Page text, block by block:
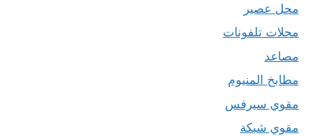
محل عصير
محلات تلفونات
مصاعد
مطابخ المنيوم
مقوي سيرفس
مقوي شبكة